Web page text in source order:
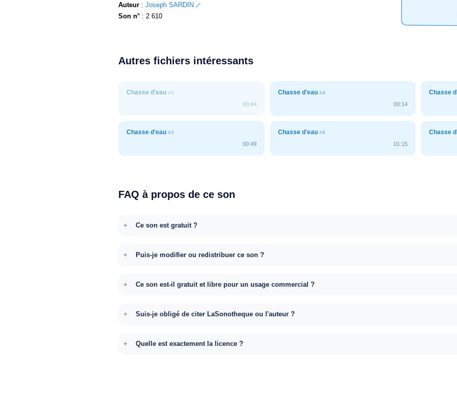
Auteur : Joseph SARDIN
Son n° : 2 610
Autres fichiers intéressants
Chasse d'eau #5
00:04
Chasse d'eau #4
00:14
Chasse
Chasse d'eau #3
00:49
Chasse d'eau #6
01:15
Chasse
FAQ à propos de ce son
Ce son est gratuit ?
Puis-je modifier ou redistribuer ce son ?
Ce son est-il gratuit et libre pour un usage commercial ?
Suis-je obligé de citer LaSonotheque ou l'auteur ?
Quelle est exactement la licence ?